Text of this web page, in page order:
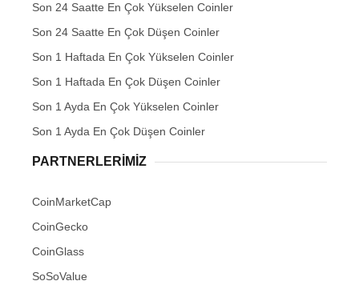
Son 24 Saatte En Çok Yükselen Coinler
Son 24 Saatte En Çok Düşen Coinler
Son 1 Haftada En Çok Yükselen Coinler
Son 1 Haftada En Çok Düşen Coinler
Son 1 Ayda En Çok Yükselen Coinler
Son 1 Ayda En Çok Düşen Coinler
PARTNERLERIMIZ
CoinMarketCap
CoinGecko
CoinGlass
SoSoValue